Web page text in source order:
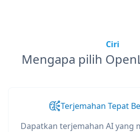
Ciri
Mengapa pilih
Terjemahan Tepat
Dapatkan terjemahan AI yang